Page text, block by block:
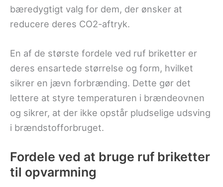
bæredygtigt valg for dem, der ønsker at
reducere deres CO2-aftryk.
En af de største fordele ved ruf briketter er
deres ensartede størrelse og form, hvilket
sikrer en jævn forbrænding. Dette gør det
lettere at styre temperaturen i brændeovnen
og sikrer, at der ikke opstår pludselige udsving
i brændstofforbruget.
Fordele ved at bruge ruf briketter
til opvarmning